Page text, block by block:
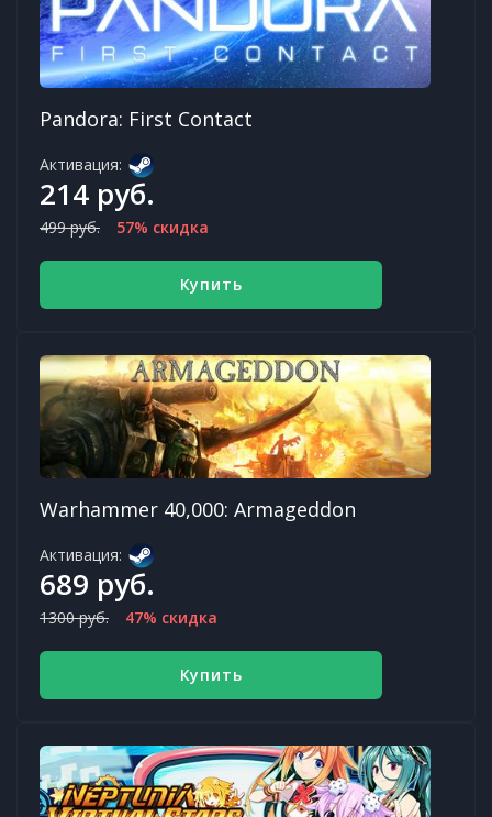
Pandora: First Contact
Активация:
214 руб.
499 руб. 57% скидка
Купить
Warhammer 40,000: Armageddon
Активация:
689 руб.
1300 руб. 47% скидка
Купить